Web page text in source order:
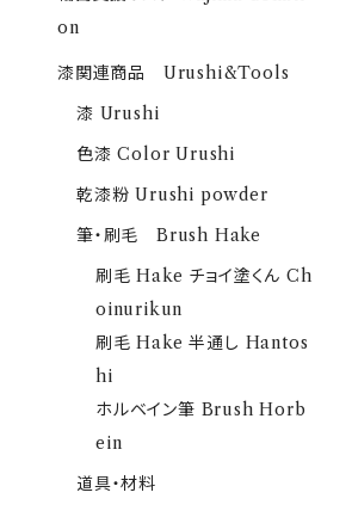
on
漆関連商品 Urushi&Tools
漆 Urushi
色漆 Color Urushi
乾漆粉 Urushi powder
筆・刷毛 Brush Hake
刷毛 Hake チョイ塗くん Ch
oinurikun
刷毛 Hake 半通し Hantos
hi
ホルベイン筆 Brush Horb
ein
道具・材料